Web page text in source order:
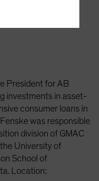
President for AB
investments in asset-
consumer loans in
was responsible
division of GMAC
University of
School of
Location: